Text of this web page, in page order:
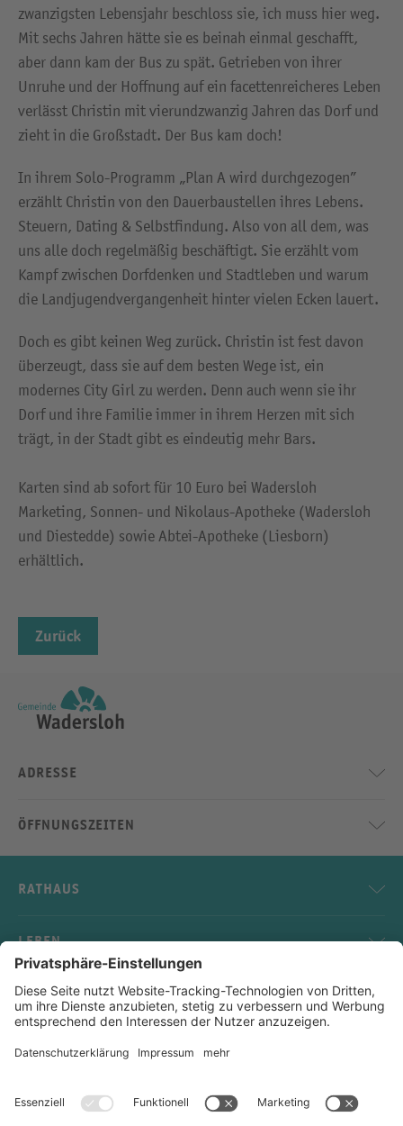
zwanzigsten Lebensjahr beschloss sie, ich muss hier weg.
Mit sechs Jahren hätte sie es beinah einmal geschafft,
aber dann kam der Bus zu spät. Getrieben von ihrer
Unruhe und der Hoffnung auf ein facettenreicheres Leben
verlässt Christin mit vierundzwanzig Jahren das Dorf und
zieht in die Großstadt. Der Bus kam doch!
In ihrem Solo-Programm „Plan A wird durchgezogen”
erzählt Christin von den Dauerbaustellen ihres Lebens.
Steuern, Dating & Selbstfindung. Also von all dem, was
uns alle doch regelmäßig beschäftigt. Sie erzählt vom
Kampf zwischen Dorfdenken und Stadtleben und warum
die Landjugendvergangenheit hinter vielen Ecken lauert.
Doch es gibt keinen Weg zurück. Christin ist fest davon
überzeugt, dass sie auf dem besten Wege ist, ein
modernes City Girl zu werden. Denn auch wenn sie ihr
Dorf und ihre Familie immer in ihrem Herzen mit sich
trägt, in der Stadt gibt es eindeutig mehr Bars.
Karten sind ab sofort für 10 Euro bei Wadersloh
Marketing, Sonnen- und Nikolaus-Apotheke (Wadersloh
und Diestedde) sowie Abtei-Apotheke (Liesborn)
erhältlich.
Zurück
ADRESSE
ÖFFNUNGSZEITEN
RATHAUS
LEBEN
SERVICE
KONTAKT